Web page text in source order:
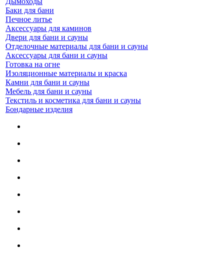
Баки для бани
Печное литье
Аксессуары для каминов
Двери для бани и сауны
Отделочные материалы для бани и сауны
Аксессуары для бани и сауны
Готовка на огне
Изоляционные материалы и краска
Камни для бани и сауны
Мебель для бани и сауны
Текстиль и косметика для бани и сауны
Бондарные изделия